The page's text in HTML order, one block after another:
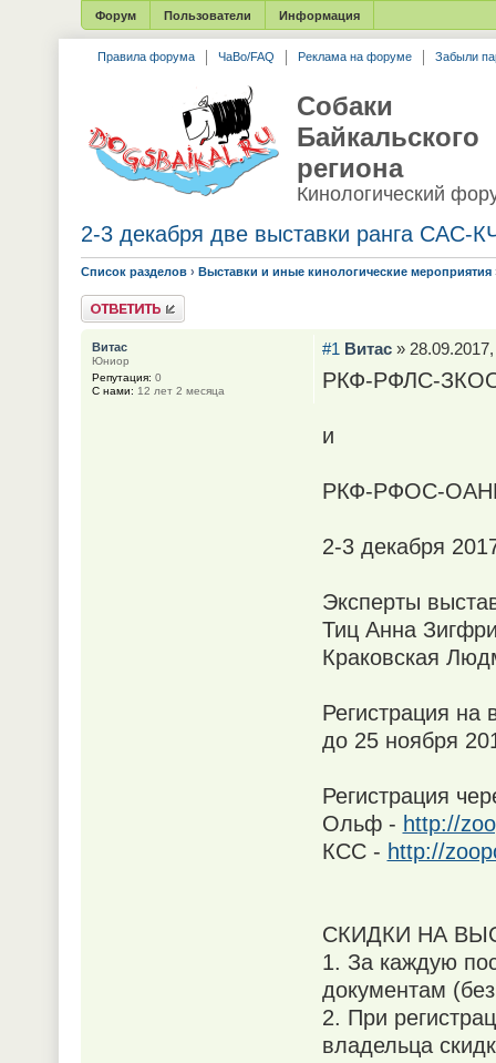
Форум Пользователи Информация
Правила форума ЧаВо/FAQ Реклама на форуме Забыли
Собаки
Байкальского
региона
Кинологический
2-3 декабря две выставки ранга САС-
Список разделов › Выставки и иные кинологические мероприятия
Ответить
#1 Витас» 28.09.2017,
РКФ-РФЛС-
и
РКФ-РФОС-
2-3 декабря
Эксперты
Тиц Анна
Краковская
Регистрация на
до 25 ноября
Регистрация
Ольф - http://
КСС - http://
СКИДКИ НА
1. За каждую
документам
2. При
владельца
Витас
Юниор
Репутация: 0
С нами: 12 лет 2 месяца